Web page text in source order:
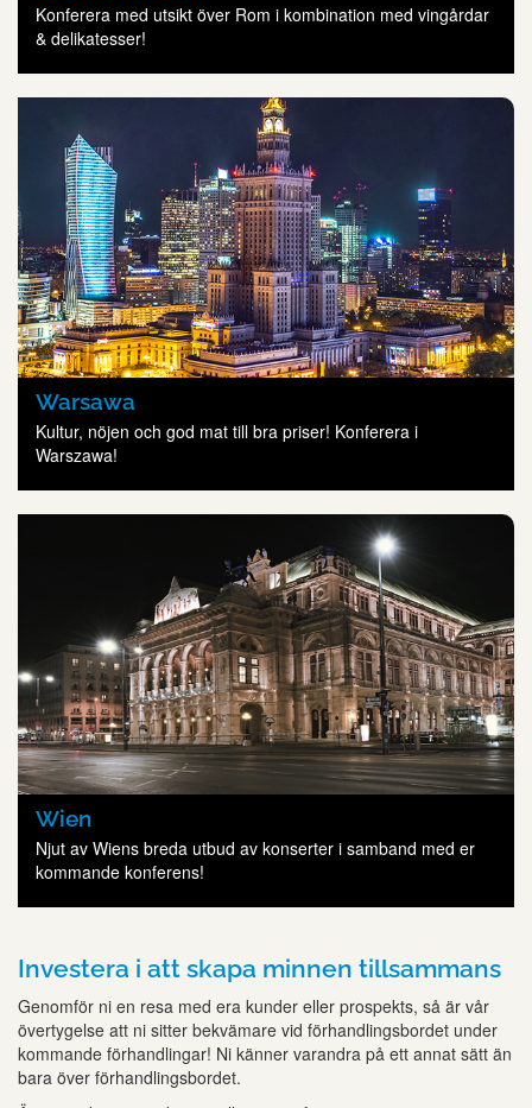
Konferera med utsikt över Rom i kombination med vingårdar
& delikatesser!
Warsawa
Kultur, nöjen och god mat till bra priser! Konferera i
Warszawa!
Wien
Njut av Wiens breda utbud av konserter i samband med er
kommande konferens!
Investera i att skapa minnen tillsammans
Genomför ni en resa med era kunder eller prospekts, så är vår
övertygelse att ni sitter bekvämare vid förhandlingsbordet under
kommande förhandlingar! Ni känner varandra på ett annat sätt än
bara över förhandlingsbordet.